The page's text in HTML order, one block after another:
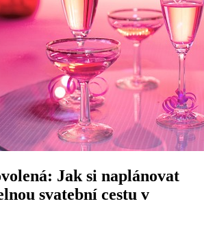
Jak si naplánovat
svatební cestu v